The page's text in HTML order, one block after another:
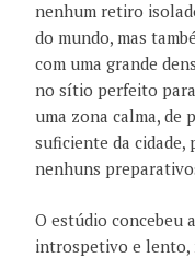
nenhum retiro
do mundo, mas
com uma grande
no sítio perfeito
uma zona calma, de
suficiente da cidade,
nenhuns
O estúdio concebeu
introspetivo e lento,